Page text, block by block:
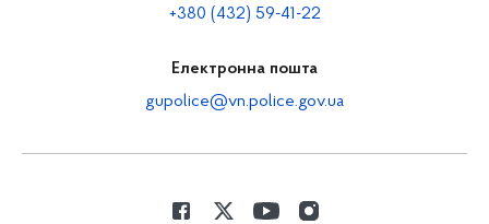
+380 (432) 59-41-22
Електронна пошта
gupolice@vn.police.gov.ua